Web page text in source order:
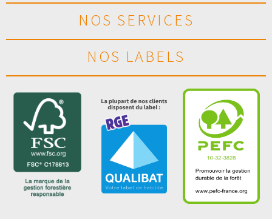
NOS SERVICES
NOS LABELS